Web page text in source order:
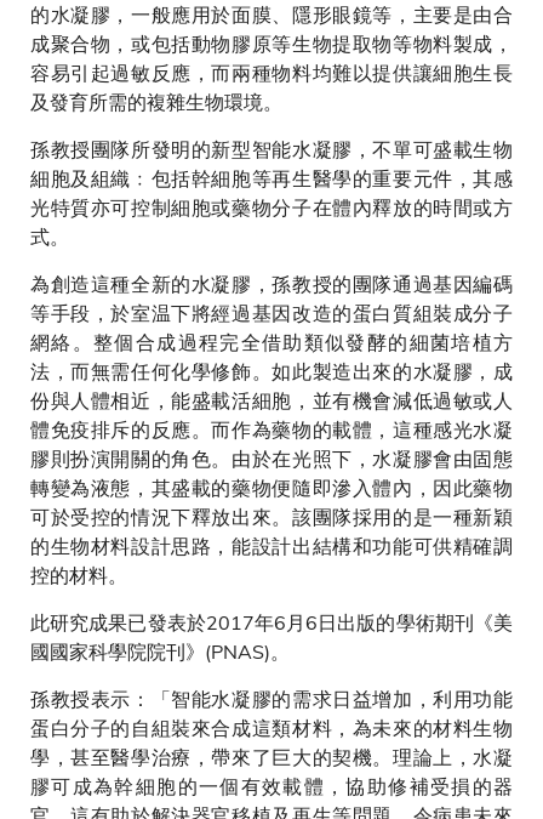
的水凝膠，一般應用於面膜、隱形眼鏡等，主要是由合
成聚合物，或包括動物膠原等生物提取物等物料製成，
容易引起過敏反應，而兩種物料均難以提供讓細胞生長
及發育所需的複雜生物環境。
孫教授團隊所發明的新型智能水凝膠，不單可盛載生物
細胞及組織﹕包括幹細胞等再生醫學的重要元件，其感
光特質亦可控制細胞或藥物分子在體內釋放的時間或方
式。
為創造這種全新的水凝膠，孫教授的團隊通過基因編碼
等手段，於室温下將經過基因改造的蛋白質組裝成分子
網絡。整個合成過程完全借助類似發酵的細菌培植方
法，而無需任何化學修飾。如此製造出來的水凝膠，成
份與人體相近，能盛載活細胞，並有機會減低過敏或人
體免疫排斥的反應。而作為藥物的載體，這種感光水凝
膠則扮演開關的角色。由於在光照下，水凝膠會由固態
轉變為液態，其盛載的藥物便隨即滲入體內，因此藥物
可於受控的情況下釋放出來。該團隊採用的是一種新穎
的生物材料設計思路，能設計出結構和功能可供精確調
控的材料。
此研究成果已發表於2017年6月6日出版的學術期刊《美
國國家科學院院刊》(PNAS)。
孫教授表示：「智能水凝膠的需求日益增加，利用功能
蛋白分子的自組裝來合成這類材料，為未來的材料生物
學，甚至醫學治療，帶來了巨大的契機。理論上，水凝
膠可成為幹細胞的一個有效載體，協助修補受損的器